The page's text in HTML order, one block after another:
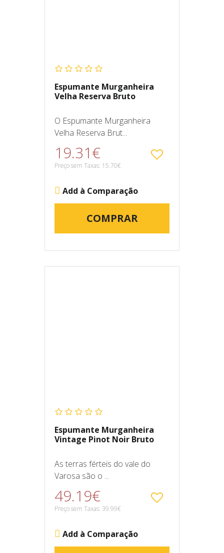
Espumante Murganheira
Velha Reserva Bruto
O Espumante Murganheira
Velha Reserva Brut...
19.31€
Preço sem Taxas: 15.70€
Add à Comparação
COMPRAR
Espumante Murganheira
Vintage Pinot Noir Bruto
As terras férteis do vale do
Varosa são o ...
49.19€
Preço sem Taxas: 39.99€
Add à Comparação